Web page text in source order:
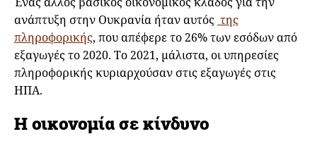
ανάπτυξη στην Ουκρανία ήταν αυτός της
πληροφορικής, που απέφερε το 26% των εσόδων από
εξαγωγές το 2020. Το 2021, μάλιστα, οι υπηρεσίες
πληροφορικής κυριαρχούσαν στις εξαγωγές στις
ΗΠΑ.
Η οικονομία σε κίνδυνο